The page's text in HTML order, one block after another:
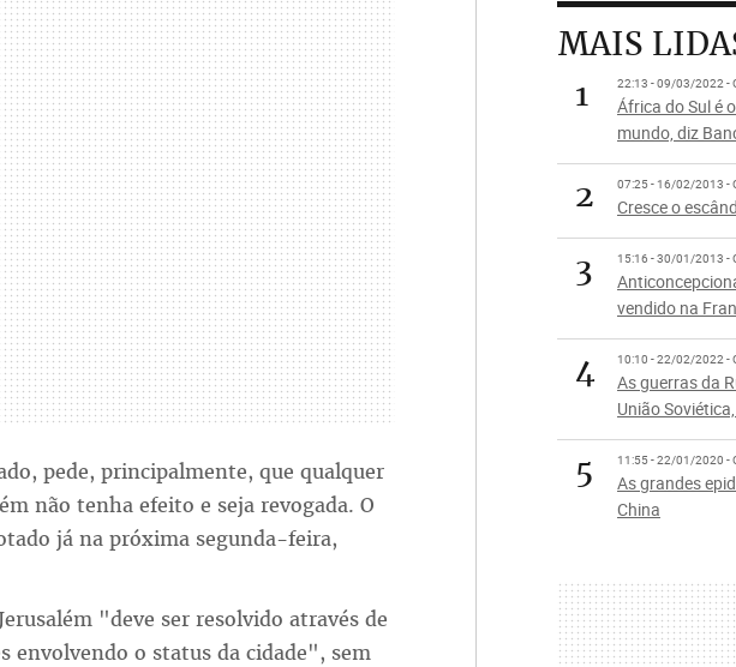
pede, principalmente, que qualquer
não tenha efeito e seja revogada. O
já na próxima segunda-feira,
"deve ser resolvido através de
envolvendo o status da cidade", sem
MAIS
1
22:13 - 09/03/2022 -
África do Sul é
mundo, diz
2 07:25 - 16/02/2013 -
Cresce o
3 15:16 - 30/01/2013 -
vendido na
4 10:10 - 22/02/2022 -
As guerras da
União
5 11:55 - 22/01/2020 -
As grandes
China